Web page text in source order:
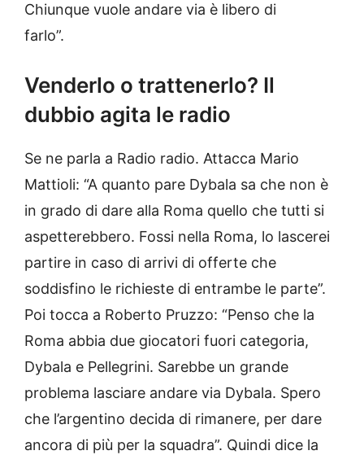
Chiunque vuole andare via è libero di
farlo”.
Venderlo o trattenerlo? Il
dubbio agita le radio
Se ne parla a Radio radio. Attacca Mario
Mattioli: “A quanto pare Dybala sa che non è
in grado di dare alla Roma quello che tutti si
aspetterebbero. Fossi nella Roma, lo lascerei
partire in caso di arrivi di offerte che
soddisfino le richieste di entrambe le parte”.
Poi tocca a Roberto Pruzzo: “Penso che la
Roma abbia due giocatori fuori categoria,
Dybala e Pellegrini. Sarebbe un grande
problema lasciare andare via Dybala. Spero
che l’argentino decida di rimanere, per dare
ancora di più per la squadra”. Quindi dice la